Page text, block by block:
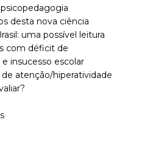
desta nova ciência
uma possível leitura
com déficit de
insucesso escolar
atenção/hiperatividade